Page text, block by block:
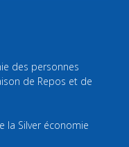
des personnes
de Repos et de
la Silver économie